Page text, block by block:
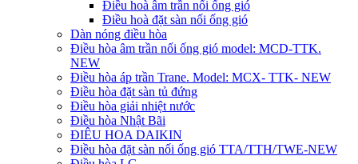
Điều hoà âm trần nối ống gió
Điều hoà đặt sàn nối ống gió
Dàn nóng điều hòa
Điều hòa âm trần nối ống gió model: MCD-TTK.
NEW
Điều hòa áp trần Trane. Model: MCX- TTK- NEW
Điều hòa đặt sàn tủ đứng
Điều hòa giải nhiệt nước
Điều hòa Nhật Bãi
ĐIÊU HOA DAIKIN
Điều hòa đặt sàn nối ống gió TTA/TTH/TWE-NEW